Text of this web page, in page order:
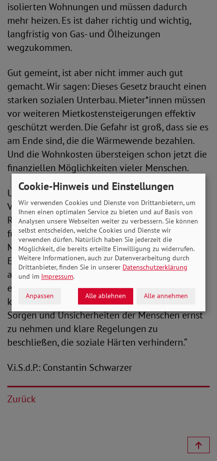
isolierten Wohnungen und müssen dadurch
mehr heizen. Es ist daher richtig und wichtig,
langfristig von Gas- und Ölheizungen
wegzukommen.
Gut gemeint, ist aber nicht immer auch gut
gemacht. Wir sagen: Dieses Gesetz braucht einen
starken sozialen Unterbau. Mieter*innen müssen
vor weiteren Mietkostensteigerungen effektiv
geschützt werden. Die Gefahr ist groß, dass sie es
am Ende sind, die die Wärmewende bezahlen.
Und die Wohnkosten übersteigen schon jetzt die
finanziellen Möglichkeiten vieler Menschen.
Umfassende staatliche Zuschüsse für
Vermieter*innen mit wenig finanziellen
Ressourcen müssen verhindern, dass die Kosten
für die neue Heizungsanlage einfach an die
Mieter*innen weitergegeben werden. Und auch
Eigentümer*innen mit wenig Rücklagen müssen
auf staatliche Hilfen zugreifen können, damit
eine sozial gerechte Wärmewende gelingen
kann. Daher fordere ich die Koalition auf, die
Sorgen und Unsicherheiten der Menschen ernst
zu nehmen und klare Regelungen zu
beschließen, die soziale Härten verhindern.“
V.i.S.d.P.: Constantin Schwarzer
Zurück
Cookie-Hinweis und Einstellungen
Wir verwenden Cookies und Dienste von Drittanbietern, um
Ihnen einen optimalen Service zu bieten und auf Basis von
Analysen unsere Webseiten weiter zu verbessern. Sie können
selbst entscheiden, welche Cookies und Dienste wir
verwenden dürfen. Natürlich haben Sie jederzeit die
Möglichkeit, die bereits erteilte Einwilligung zu widerrufen.
Weitere Informationen, auch zur Datenverarbeitung durch
Drittanbieter, finden Sie in unserer Datenschutzerklärung
und im Impressum.
Anpassen Alle ablehnen Alle annehmen